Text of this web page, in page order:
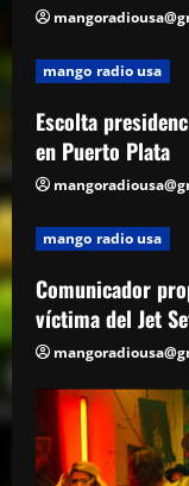
mango radio usa
Escolta
en Puerto Plata
mango radio usa
Comunicador
víctima del Jet